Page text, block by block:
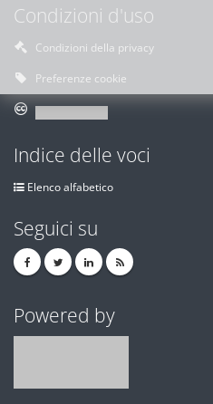
Condizioni d'uso
Condizioni della privacy
Preferenze cookie
Indice delle voci
Elenco alfabetico
Seguici su
Powered by